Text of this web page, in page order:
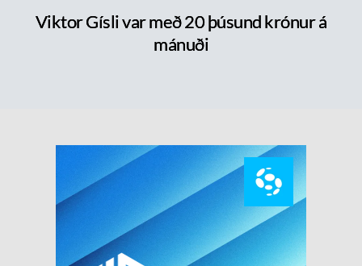
Viktor Gísli var með 20 þúsund krónur á
mánuði